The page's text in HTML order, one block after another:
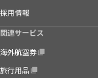
採用情報
関連サービス
海外航空券
旅行用品